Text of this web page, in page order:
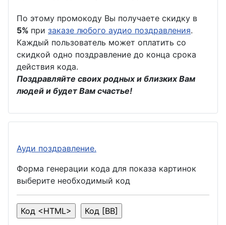
По этому промокоду Вы получаете скидку в
5% при заказе любого аудио поздравления.
Каждый пользователь может оплатить со
скидкой одно поздравление до конца срока
действия кода.
Поздравляйте своих родных и близких Вам
людей и будет Вам счастье!
Ауди поздравление.
Форма генерации кода для показа картинок
выберите необходимый код